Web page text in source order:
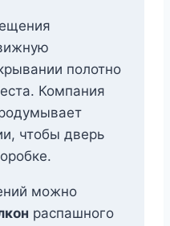
полотно
Компания
чтобы дверь
можно
распашного